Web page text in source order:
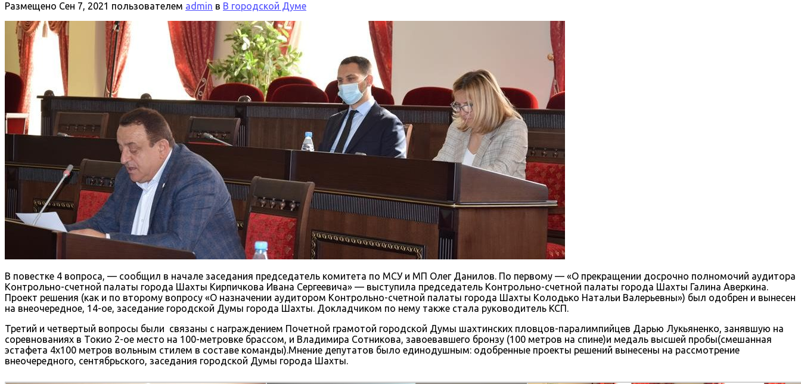
Размещено Сен 7, 2021 пользователем admin в В городской Думе
В повестке 4 вопроса, — сообщил в начале заседания председатель комитета по МСУ и МП Олег Данилов. По первому — «О прекращении досрочно полномочий аудитора
Контрольно-счетной палаты города Шахты Кирпичкова Ивана Сергеевича» — выступила председатель Контрольно-счетной палаты города Шахты Галина Аверкина.
Проект решения (как и по второму вопросу «О назначении аудитором Контрольно-счетной палаты города Шахты Колодько Натальи Валерьевны») был одобрен и вынесен
на внеочередное, 14-ое, заседание городской Думы города Шахты. Докладчиком по нему также стала руководитель КСП.
Третий и четвертый вопросы были связаны с награждением Почетной грамотой городской Думы шахтинских пловцов-паралимпийцев Дарью Лукьяненко, занявшую на
соревнованиях в Токио 2-ое место на 100-метровке брассом, и Владимира Сотникова, завоевавшего бронзу (100 метров на спине)и медаль высшей пробы(смешанная
эстафета 4х100 метров вольным стилем в составе команды).Мнение депутатов было единодушным: одобренные проекты решений вынесены на рассмотрение
внеочередного, сентябрьского, заседания городской Думы города Шахты.